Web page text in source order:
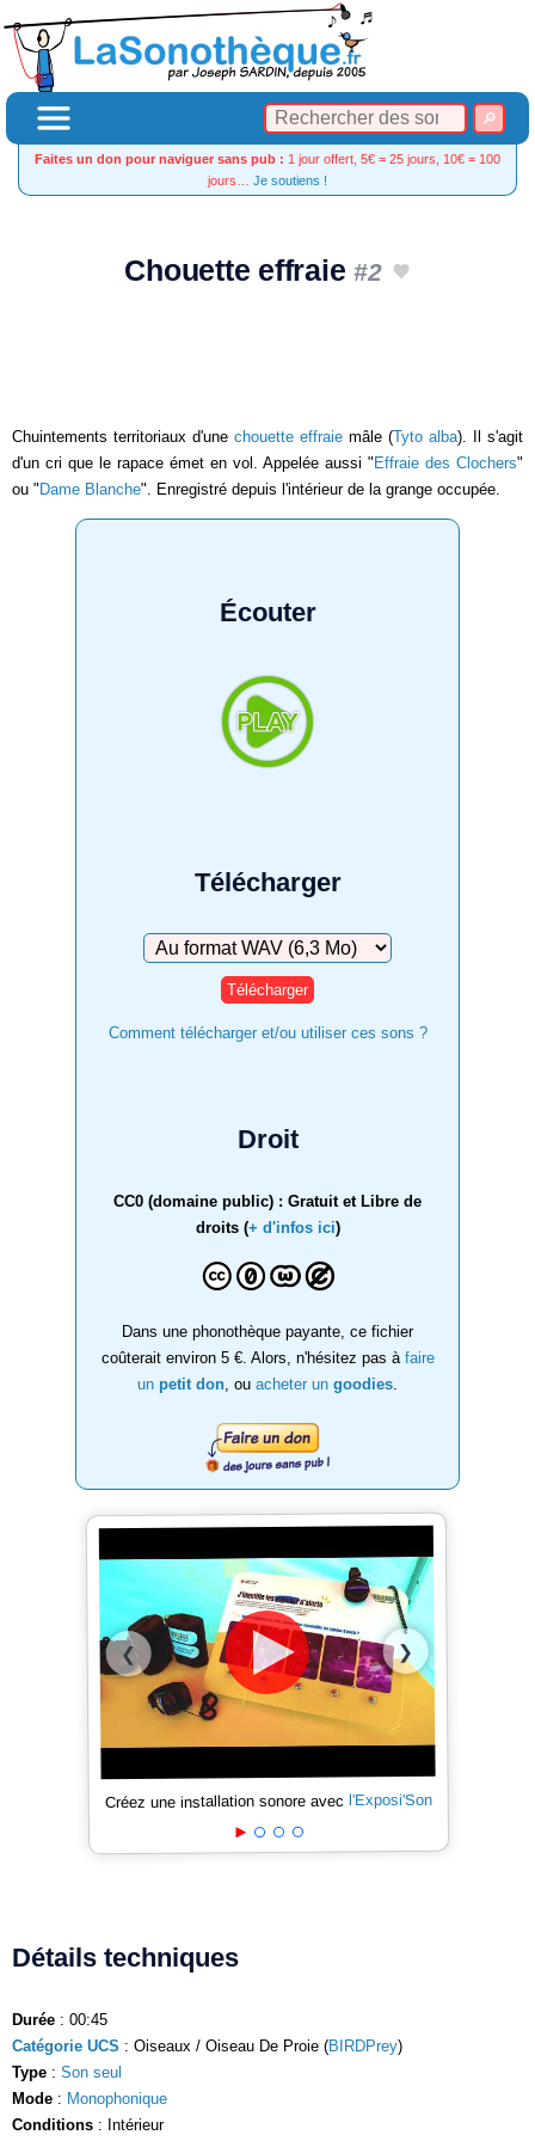
Faites un don pour naviguer sans pub : 1 jour offert, 5€ = 25 jours, 10€ = 100
jours… Je soutiens !
Chouette effraie#2
Chuintements territoriaux d'une chouette effraie mâle (Tyto alba). Il s'agit
d'un cri que le rapace émet en vol. Appelée aussi " Effraie des Clochers"
ou " Dame Blanche". Enregistré depuis l'intérieur de la grange occupée.
Écouter
Télécharger
Télécharger
Comment télécharger et/ou utiliser ces sons ?
Droit
CC0 (domaine public) : Gratuit et Libre de
droits (+ d'infos ici)
Dans une phonothèque payante, ce fichier
coûterait environ 5 €. Alors, n'hésitez pas à faire
un petit don , ou acheter un goodies
❮ ❯
Créez une installation sonore avec l'Exposi'Son
Détails techniques
Durée : 00:45
Catégorie UCS : Oiseaux / Oiseau De Proie (BIRDPrey)
Type : Son seul
Mode : Monophonique
Conditions : Intérieur